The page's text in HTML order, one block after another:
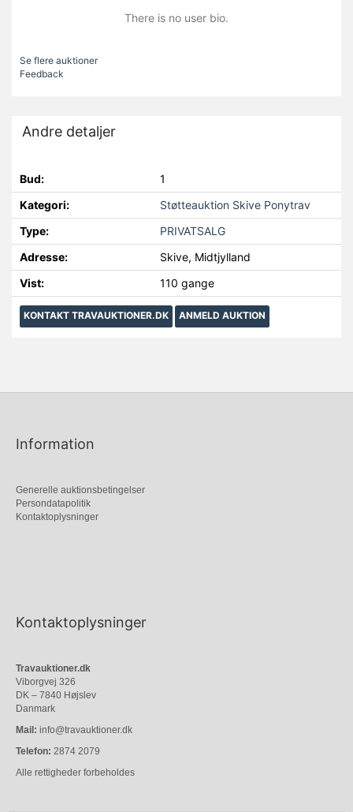
There is no user bio.
Se flere auktioner
Feedback
Andre detaljer
Bud:
1
Kategori:
Støtteauktion Skive Ponytrav
Type:
PRIVATSALG
Adresse:
Skive, Midtjylland
Vist:
110 gange
KONTAKT TRAVAUKTIONER.DK ANMELD AUKTION
Information
Generelle auktionsbetingelser
Persondatapolitik
Kontaktoplysninger
Kontaktoplysninger
Travauktioner.dk
Viborgvej 326
DK – 7840 Højslev
Danmark
Mail: info@travauktioner.dk
Telefon: 2874 2079
Alle rettigheder forbeholdes